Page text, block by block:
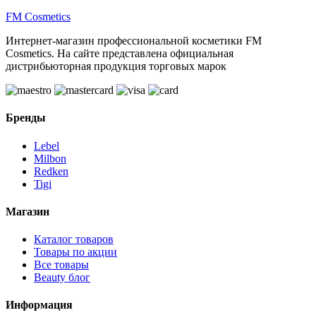
FM Cosmetics
Интернет-магазин профессиональной косметики FM
Cosmetics. На сайте представлена официальная
дистрибьюторная продукция торговых марок
Бренды
Lebel
Milbon
Redken
Tigi
Магазин
Каталог товаров
Товары по акции
Все товары
Beauty блог
Информация